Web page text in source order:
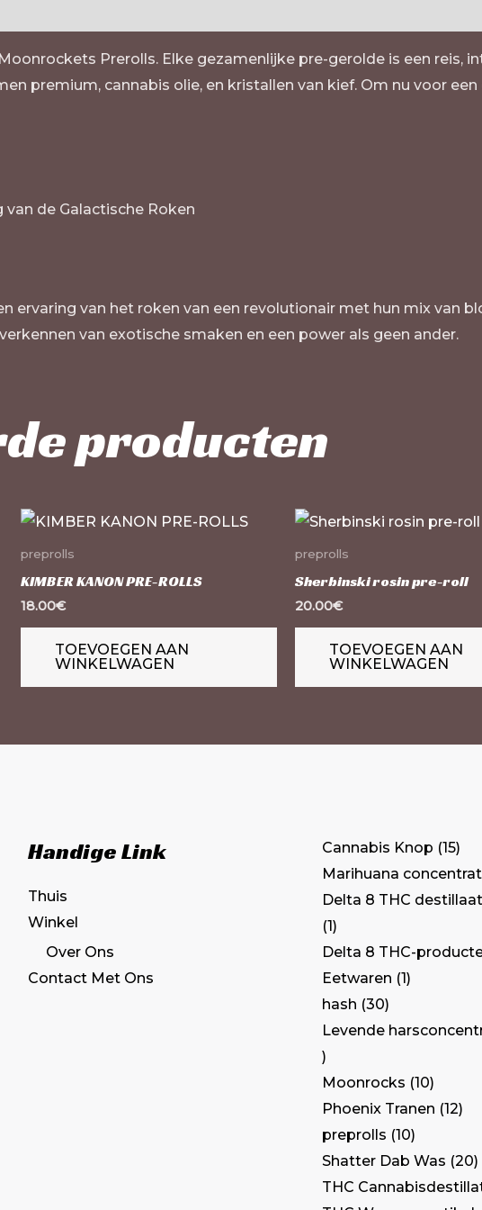
Prerolls. Elke gezamenlijke pre-gerolde is een reis,
premium, cannabis olie, en kristallen van kief. Om nu voor
de Galactische Roken
ervaring van het roken van een revolutionair met hun mix van
van exotische smaken en een power als geen ander.
producten
preprolls
KIMBER KANON PRE-ROLLS
18.00€
TOEVOEGEN AAN
WINKELWAGEN
preprolls
Sherbinski rosin pre-roll
20.00€
TOEVOEGEN AAN
WINKELWAGEN
Handige Link
Thuis
Winkel
Over Ons
Contact Met Ons
Cannabis Knop 15
Marihuana
Delta 8 THC
1
Delta 8 THC-
Eetwaren 1
hash 30
Levende
Moonrocks 10
Phoenix Tranen 12
preprolls 10
Shatter Dab Was 20
THC